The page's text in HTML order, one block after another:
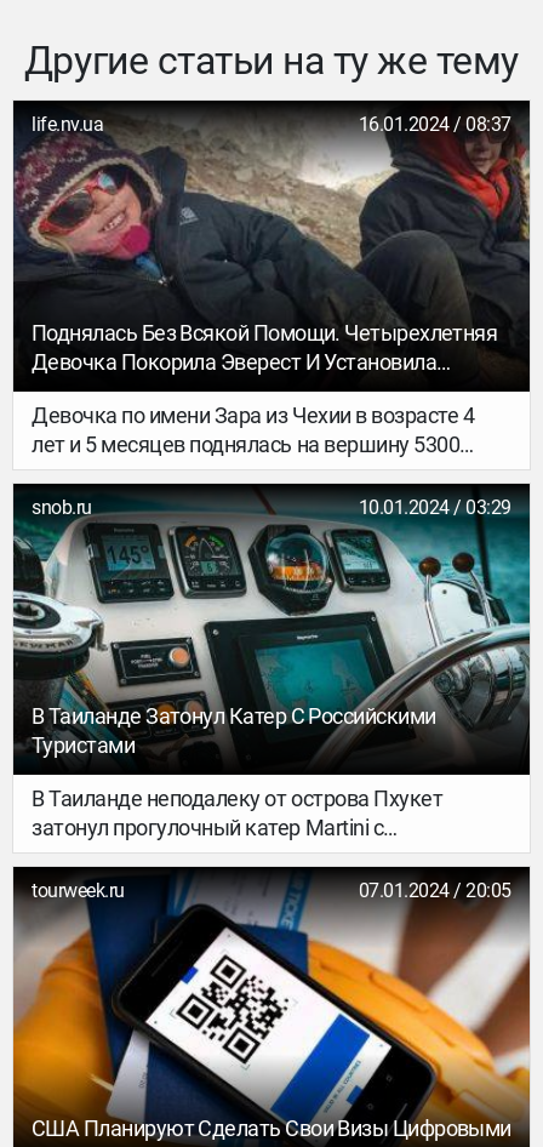
Другие статьи на ту же тему
life.nv.ua 16.01.2024 / 08:37
Поднялась Без Всякой Помощи. Четырехлетняя
Девочка Покорила Эверест И Установила
Мировой Рекорд
Девочка по имени Зара из Чехии в возрасте 4
лет и 5 месяцев поднялась на вершину 5300
метров над уровнем моря без всякой помощи.
snob.ru 10.01.2024 / 03:29
В Таиланде Затонул Катер С Российскими
Туристами
В Таиланде неподалеку от острова Пхукет
затонул прогулочный катер Martini с
российскими туристами на борту. Об этом пишет
ТАСС со ссылкой на туристическую полицию
региона.
tourweek.ru 07.01.2024 / 20:05
США Планируют Сделать Свои Визы Цифровыми